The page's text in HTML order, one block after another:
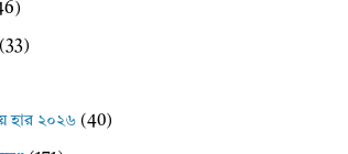
(33)
হার ২০২৬ (40)